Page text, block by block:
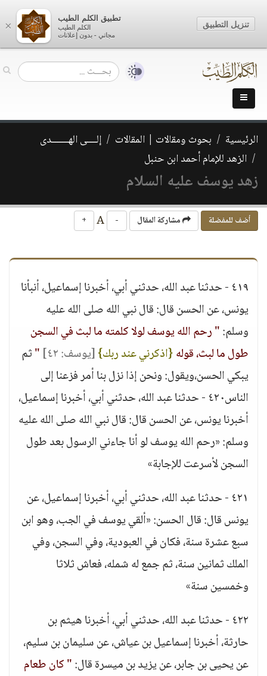
الرئيسية بحوث ومقالات | المقالات
إلــــى الهـــــــدى
الزهد للإمام أحمد ابن حنبل
زهد يوسف عليه السلام
أضف للمفضلة مشاركة المقال -
+
٤١٩ - حدثنا عبد الله، حدثني أبي، أخبرنا إسماعيل، أنبأنا
يونس، عن الحسن قال: قال نبي الله صلى الله عليه
وسلم:" رحم الله يوسف لولا كلمته ما لبث في السجن
طول ما لبث، قوله{اذكرني عند ربك}[يوسف: ٤٢] "ثم
يبكي الحسن،ويقول: ونحن إذا نزل بنا أمر فزعنا إلى
الناس٤٢٠ - حدثنا عبد الله، حدثني أبي، أخبرنا إسماعيل،
أخبرنا يونس، عن الحسن قال: قال نبي الله صلى الله عليه
وسلم: «رحم الله يوسف لو أنا جاءني الرسول بعد طول
السجن لأسرعت للإجابة»
٤٢١ - حدثنا عبد الله، حدثني أبي، أخبرنا إسماعيل، عن
يونس قال: قال الحسن: «ألقي يوسف في الجب، وهو ابن
سبع عشرة سنة، فكان في العبودية، وفي السجن، وفي
الملك ثمانين سنة، ثم جمع له شمله، فعاش ثلاثا
وخمسين سنة»
٤٢٢ - حدثنا عبد الله، حدثني أبي، أخبرنا هيثم بن
حارثة، أخبرنا إسماعيل بن عياش، عن سليمان بن سليم،
عن يحيى بن جابر، عن يزيد بن ميسرة قال:" كان طعام
×
تطبيق الكلم الطيب
الكلم الطيب
مجاني - بدون إعلانات
تنزيل التطبيق